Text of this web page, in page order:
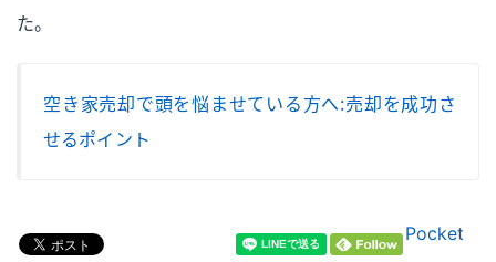
た。
空き家売却で頭を悩ませている方へ：売却を成功さ
せるポイント
Pocket